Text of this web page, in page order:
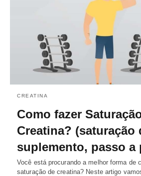
CREATINA
Como fazer
Creatina? (saturação
suplemento, passo a
Você está procurando a melhor forma de
saturação de creatina? Neste artigo